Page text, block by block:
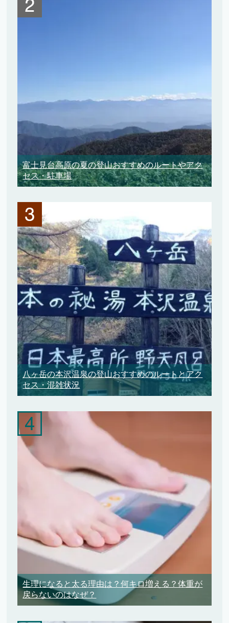
富士見台高原の夏の登山おすすめのルートやアク
セス・駐車場
八ヶ岳の本沢温泉の登山おすすめのルートとアク
セス・混雑状況
生理になると太る理由は？何キロ増える？体重が
戻らないのはなぜ？